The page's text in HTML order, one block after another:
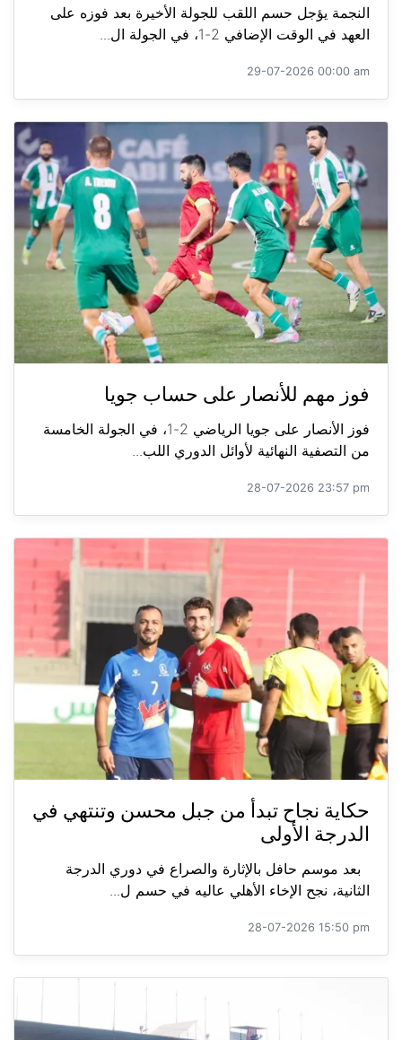
النجمة يؤجل حسم اللقب للجولة الأخيرة بعد فوزه على
العهد في الوقت الإضافي 2-1، في الجولة ال...
29-07-2026 00:00 am
فوز مهم للأنصار على حساب جويا
فوز الأنصار على جويا الرياضي 2-1، في الجولة الخامسة
من التصفية النهائية لأوائل الدوري اللب...
28-07-2026 23:57 pm
حكاية نجاح تبدأ من جبل محسن وتنتهي في
الدرجة الأولى
بعد موسم حافل بالإثارة والصراع في دوري الدرجة
الثانية، نجح الإخاء الأهلي عاليه في حسم ل...
28-07-2026 15:50 pm